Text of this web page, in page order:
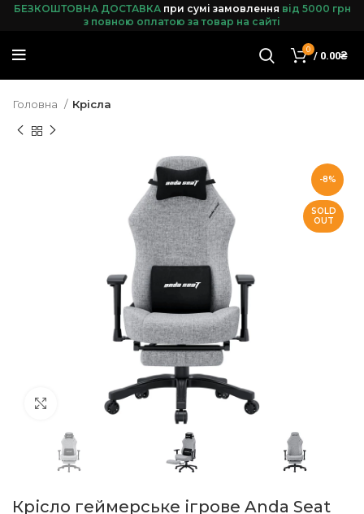
БЕЗКОШТОВНА ДОСТАВКАпри сумі замовлення від 5000 грн
з повною оплатою за товар на сайті
0 / 0.00₴
Головна Крісла
-8%
SOLD
OUT
Натисніть, щоб збільшити
Крісло геймерське ігрове Anda Seat